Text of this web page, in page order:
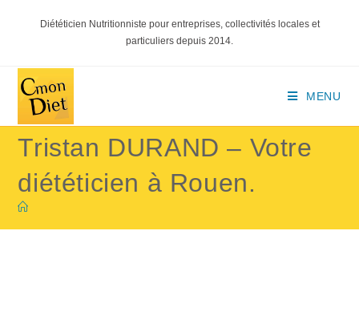
Diététicien Nutritionniste pour entreprises, collectivités locales et
particuliers depuis 2014.
MENU
Tristan DURAND – Votre
diététicien à Rouen.